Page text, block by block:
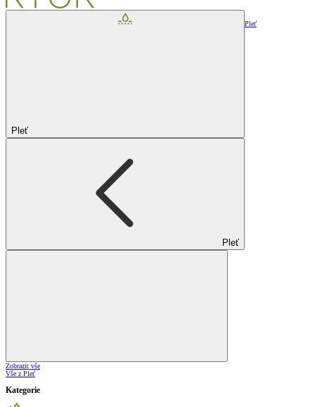
Pleť
Pleť
Pleť
Zobrazit vše
Vše z Pleť
Kategorie